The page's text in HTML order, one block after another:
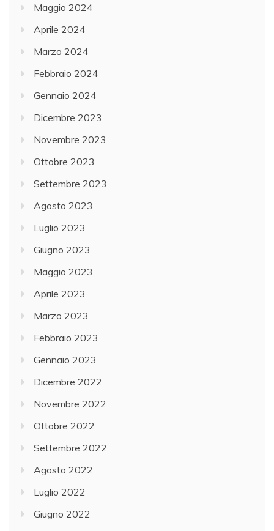
Maggio 2024
Aprile 2024
Marzo 2024
Febbraio 2024
Gennaio 2024
Dicembre 2023
Novembre 2023
Ottobre 2023
Settembre 2023
Agosto 2023
Luglio 2023
Giugno 2023
Maggio 2023
Aprile 2023
Marzo 2023
Febbraio 2023
Gennaio 2023
Dicembre 2022
Novembre 2022
Ottobre 2022
Settembre 2022
Agosto 2022
Luglio 2022
Giugno 2022